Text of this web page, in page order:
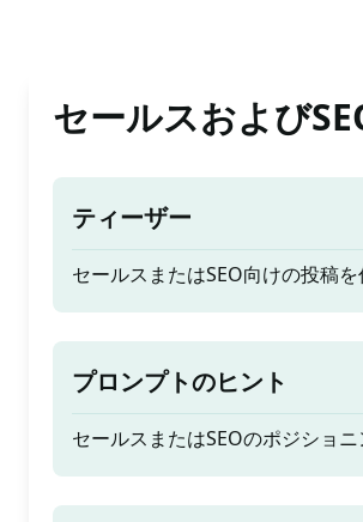
セールスおよび
ティーザー
セールスまたはSEO向けの投稿
プロンプトのヒント
セールスまたはSEOのポジショ